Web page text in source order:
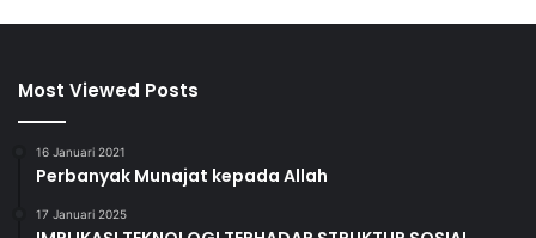
Most Viewed Posts
16 Januari 2021
Perbanyak Munajat kepada Allah
17 Januari 2025